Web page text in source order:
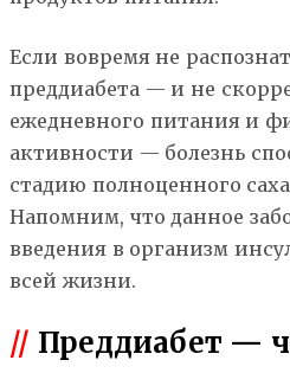
Если вовремя не
преддиабета — и не
ежедневного питания и
активности — болезнь
стадию полноценного
Напомним, что данное
введения в организм
всей жизни.
// Преддиабет —